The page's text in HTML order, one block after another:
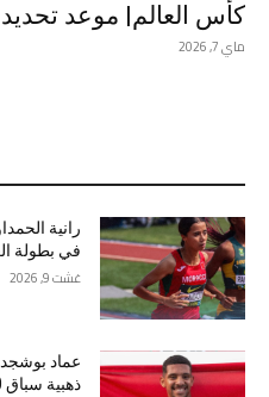
كأس العالم| موعد
ماي 7, 2026
في بطولة
غشت 9, 2026
عماد
ذهبية سباق 800 متر